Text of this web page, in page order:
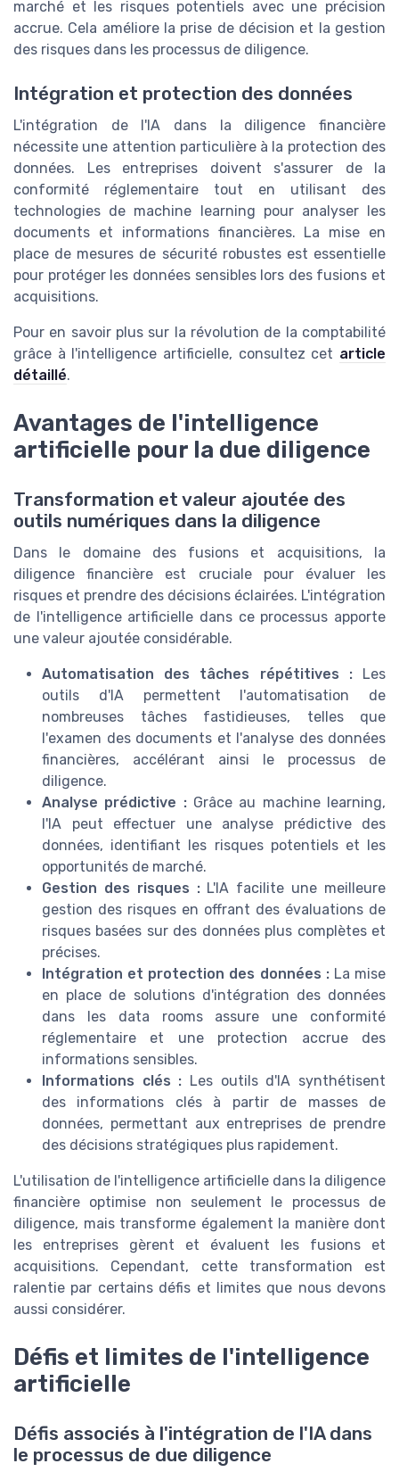
marché et les risques potentiels avec une précision
accrue. Cela améliore la prise de décision et la gestion
des risques dans les processus de diligence.
Intégration et protection des données
L'intégration de l'IA dans la diligence financière
nécessite une attention particulière à la protection des
données. Les entreprises doivent s'assurer de la
conformité réglementaire tout en utilisant des
technologies de machine learning pour analyser les
documents et informations financières. La mise en
place de mesures de sécurité robustes est essentielle
pour protéger les données sensibles lors des fusions et
acquisitions.
Pour en savoir plus sur la révolution de la comptabilité
grâce à l'intelligence artificielle, consultez cet article
détaillé.
Avantages de l'intelligence
artificielle pour la due diligence
Transformation et valeur ajoutée des
outils numériques dans la diligence
Dans le domaine des fusions et acquisitions, la
diligence financière est cruciale pour évaluer les
risques et prendre des décisions éclairées. L'intégration
de l'intelligence artificielle dans ce processus apporte
une valeur ajoutée considérable.
Automatisation des tâches répétitives :Les
outils d'IA permettent l'automatisation de
nombreuses tâches fastidieuses, telles que
l'examen des documents et l'analyse des données
financières, accélérant ainsi le processus de
diligence.
Analyse prédictive :Grâce au machine learning,
l'IA peut effectuer une analyse prédictive des
données, identifiant les risques potentiels et les
opportunités de marché.
Gestion des risques :L'IA facilite une meilleure
gestion des risques en offrant des évaluations de
risques basées sur des données plus complètes et
précises.
Intégration et protection des données :La mise
en place de solutions d'intégration des données
dans les data rooms assure une conformité
réglementaire et une protection accrue des
informations sensibles.
Informations clés : Les outils d'IA synthétisent
des informations clés à partir de masses de
données, permettant aux entreprises de prendre
des décisions stratégiques plus rapidement.
L'utilisation de l'intelligence artificielle dans la diligence
financière optimise non seulement le processus de
diligence, mais transforme également la manière dont
les entreprises gèrent et évaluent les fusions et
acquisitions. Cependant, cette transformation est
ralentie par certains défis et limites que nous devons
aussi considérer.
Défis et limites de l'intelligence
artificielle
Défis associés à l'intégration de l'IA dans
le processus de due diligence